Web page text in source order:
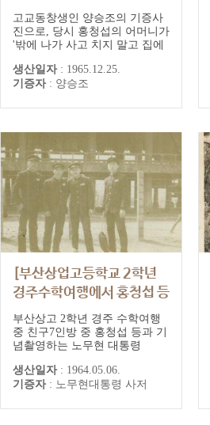
친구들과 술 마시며 노는 노
무현]
고교동창생인 양승조의 기증사
진으로, 당시 홍청섭의 어머니가
'밖에 나가 사고 치지 말고 집에
을 마시고 취기가 오른 친구들이
함께 춤을 추며 흥겨운 시간을
생산일자 : 1965.12.25.
기증자 : 양승조
[부산상업고등학교 2학년
경주수학여행에서 홍청섭 등
친구들과 기념촬영하는 노무
현 대통령]
부산상고 2학년 경주 수학여행
중 친구7인방 중 홍청섭 등과 기
념촬영하는 노무현 대통령
생산일자 : 1964.05.06.
기증자 : 노무현대통령 사저